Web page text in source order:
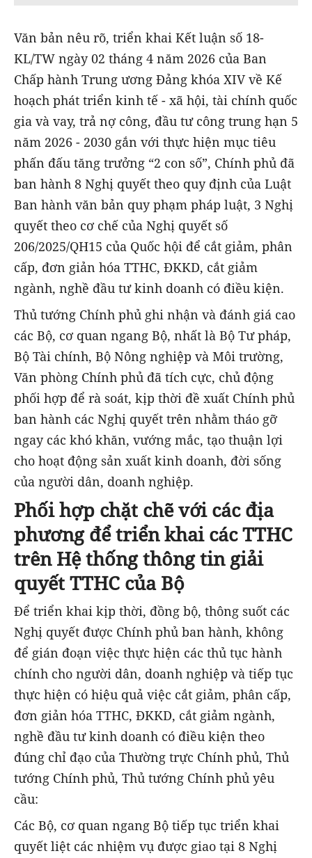
Văn bản nêu rõ, triển khai Kết luận số 18-
KL/TW ngày 02 tháng 4 năm 2026 của Ban
Chấp hành Trung ương Đảng khóa XIV về Kế
hoạch phát triển kinh tế - xã hội, tài chính quốc
gia và vay, trả nợ công, đầu tư công trung hạn 5
năm 2026 - 2030 gắn với thực hiện mục tiêu
phấn đấu tăng trưởng “2 con số”, Chính phủ đã
ban hành 8 Nghị quyết theo quy định của Luật
Ban hành văn bản quy phạm pháp luật, 3 Nghị
quyết theo cơ chế của Nghị quyết số
206/2025/QH15 của Quốc hội để cắt giảm, phân
cấp, đơn giản hóa TTHC, ĐKKD, cắt giảm
ngành, nghề đầu tư kinh doanh có điều kiện.
Thủ tướng Chính phủ ghi nhận và đánh giá cao
các Bộ, cơ quan ngang Bộ, nhất là Bộ Tư pháp,
Bộ Tài chính, Bộ Nông nghiệp và Môi trường,
Văn phòng Chính phủ đã tích cực, chủ động
phối hợp để rà soát, kịp thời đề xuất Chính phủ
ban hành các Nghị quyết trên nhằm tháo gỡ
ngay các khó khăn, vướng mắc, tạo thuận lợi
cho hoạt động sản xuất kinh doanh, đời sống
của người dân, doanh nghiệp.
Phối hợp chặt chẽ với các địa
phương để triển khai các TTHC
trên Hệ thống thông tin giải
quyết TTHC của Bộ
Để triển khai kịp thời, đồng bộ, thông suốt các
Nghị quyết được Chính phủ ban hành, không
để gián đoạn việc thực hiện các thủ tục hành
chính cho người dân, doanh nghiệp và tiếp tục
thực hiện có hiệu quả việc cắt giảm, phân cấp,
đơn giản hóa TTHC, ĐKKD, cắt giảm ngành,
nghề đầu tư kinh doanh có điều kiện theo
đúng chỉ đạo của Thường trực Chính phủ, Thủ
tướng Chính phủ, Thủ tướng Chính phủ yêu
cầu:
Các Bộ, cơ quan ngang Bộ tiếp tục triển khai
quyết liệt các nhiệm vụ được giao tại 8 Nghị